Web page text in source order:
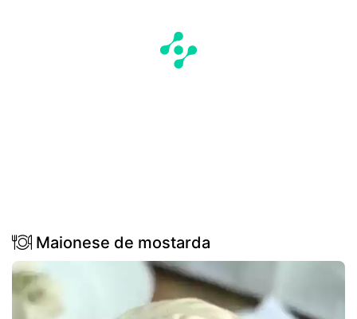
Maionese de mostarda